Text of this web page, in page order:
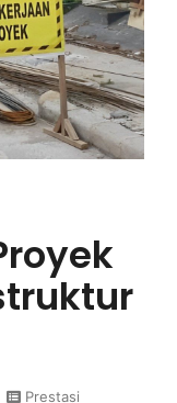
Prestasi